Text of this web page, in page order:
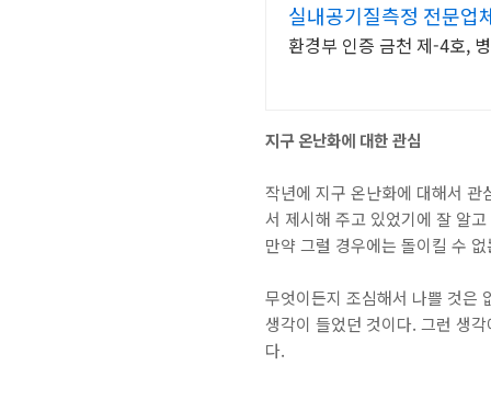
실내공기질측정 전문업
환경부 인증 금천 제-4호,
지구 온난화에 대한 관심
작년에 지구 온난화에 대해서
서 제시해 주고 있었기에 잘 알
만약 그럴 경우에는 돌이킬 수
무엇이든지 조심해서 나쁠 것은
생각이 들었던 것이다. 그런 생
다.